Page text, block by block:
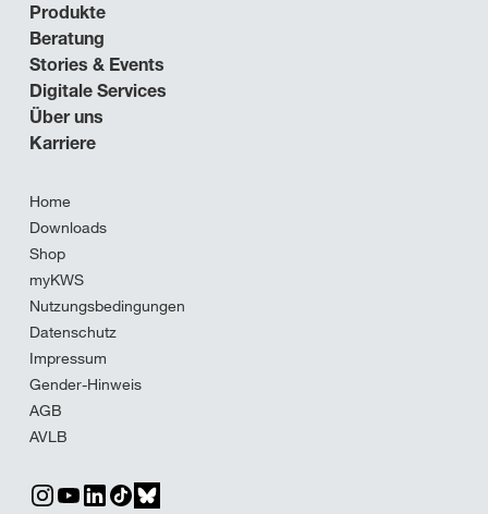
Produkte
Beratung
Stories & Events
Digitale Services
Über uns
Karriere
Home
Downloads
Shop
myKWS
Nutzungsbedingungen
Datenschutz
Impressum
Gender-Hinweis
AGB
AVLB